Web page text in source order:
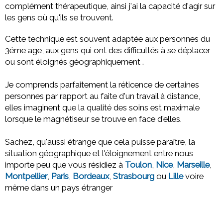
complément thérapeutique, ainsi j'ai la capacité d'agir sur
les gens où qu'ils se trouvent.
Cette technique est souvent adaptée aux personnes du
3éme age, aux gens qui ont des difficultés à se déplacer
ou sont éloignés géographiquement .
Je comprends parfaitement la réticence de certaines
personnes par rapport au faite d'un travail à distance,
elles imaginent que la qualité des soins est maximale
lorsque le magnétiseur se trouve en face d'elles.
Sachez, qu'aussi étrange que cela puisse paraître, la
situation géographique et l'éloignement entre nous
importe peu que vous résidiez à Toulon, Nice, Marseille,
Montpellier, Paris, Bordeaux, Strasbourg ou Lillevoire
même dans un pays étranger